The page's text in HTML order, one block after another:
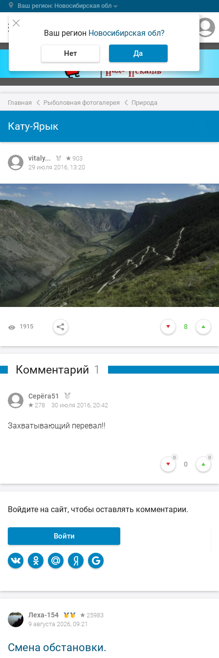
Ваш регион: Новосибирская обл
Ваш регион Новосибирская обл?
Нет Да
Главная Рыболовная фотогалерея Природа
Кату-Ярык
vitaly...
903
29 июля 2016, 13:20
1915 8
Комментарий 1
Серёга51
278 30 июля 2016, 20:42
Захватывающий перевал!!
0
0
0
Войдите на сайт, чтобы оставлять комментарии.
Войти
Леха-154
25983
9 августа 2026, 09:21
Смена обстановки.
Леха-154
25983
8 августа 2026, 20:55
По выходным не клюёт.
Леха-154
25983
7 августа 2026, 12:45
Обед - судак классический.